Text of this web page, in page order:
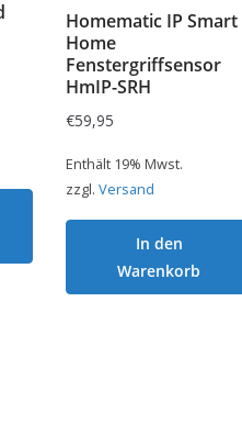
Homematic IP Smart
Home
Fenstergriffsensor
HmIP-SRH
€59,95
Enthält 19% Mwst.
zzgl. Versand
In den
Warenkorb